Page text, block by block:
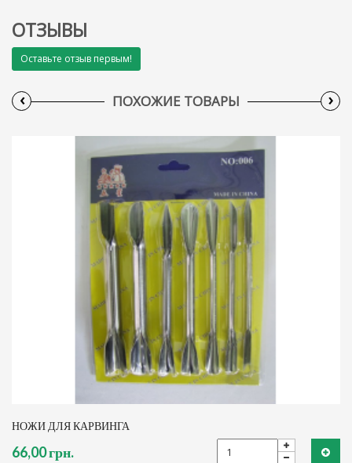
ОТЗЫВЫ
Оставьте отзыв первым!
ПОХОЖИЕ ТОВАРЫ
‹ ›
НОЖИ ДЛЯ КАРВИНГА
66,00 грн.